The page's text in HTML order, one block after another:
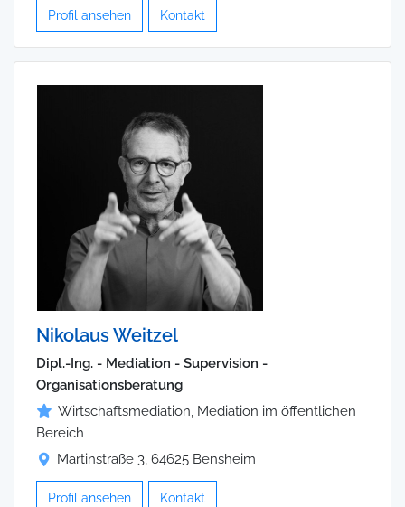
Profil ansehen Kontakt
Nikolaus Weitzel
Dipl.-Ing. - Mediation - Supervision -
Organisationsberatung
Wirtschaftsmediation, Mediation im öffentlichen
Bereich
Martinstraße 3, 64625 Bensheim
Profil ansehen Kontakt